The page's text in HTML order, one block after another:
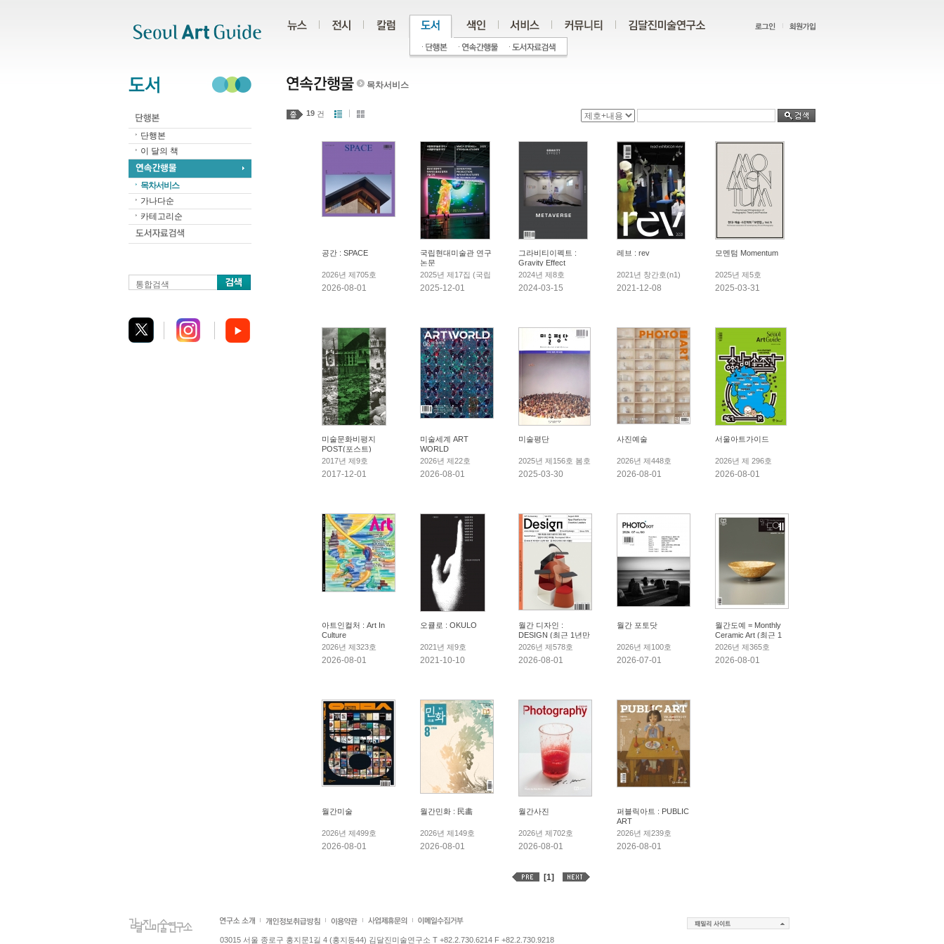
단행본
이 달의 책
목차서비스
가나다순
카테고리순
통합검색
목차서비스
19 건
공간 : SPACE
2026년 제705호
2026-08-01
국립현대미술관 연구
논문
2025년 제17집 (국립
현대미술관 연구 × 스
2025-12-01
그라비티이펙트 :
Gravity Effect
2024년 제8호
2024-03-15
레브 : rev
2021년 창간호(n1)
2021-12-08
모멘텀 Momentum
2025년 제5호
2025-03-31
미술문화비평지
POST(포스트)
2017년 제9호
2017-12-01
미술세계 ART
WORLD
2026년 제22호
2026-08-01
미술평단
2025년 제156호 봄호
2025-03-30
사진예술
2026년 제448호
2026-08-01
서울아트가이드
2026년 제 296호
2026-08-01
아트인컬처 : Art In
Culture
2026년 제323호
2026-08-01
오큘로 : OKULO
2021년 제9호
2021-10-10
월간 디자인 :
DESIGN (최근 1년만
보관)
2026년 제578호
2026-08-01
월간 포토닷
2026년 제100호
2026-07-01
월간도예 = Monthly
Ceramic Art (최근 1
년만 보관)
2026년 제365호
2026-08-01
월간미술
2026년 제499호
2026-08-01
월간민화 : 民畵
2026년 제149호
2026-08-01
월간사진
2026년 제702호
2026-08-01
퍼블릭아트 : PUBLIC
ART
2026년 제239호
2026-08-01
[1]
03015 서울 종로구 홍지문1길 4 (홍지동44) 김달진미술연구소 T +82.2.730.6214 F +82.2.730.9218